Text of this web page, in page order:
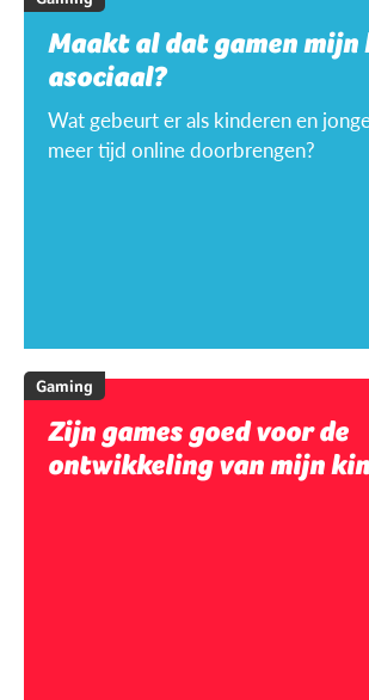
Maakt al dat gamen mijn
asociaal?
Wat gebeurt er als kinderen en
meer tijd online doorbrengen?
Gaming
Zijn games goed voor de
ontwikkeling van mijn